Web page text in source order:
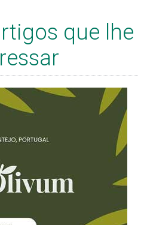
que lhe